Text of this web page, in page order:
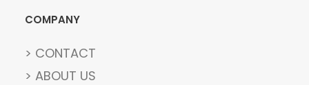
COMPANY
> CONTACT
> ABOUT US